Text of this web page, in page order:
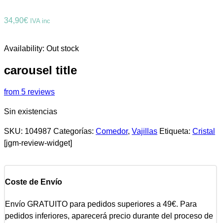
34,90€ IVA inc
Availability: Out stock
carousel title
from 5 reviews
Sin existencias
SKU: 104987 Categorías: Comedor, Vajillas Etiqueta: Cristal
[jgm-review-widget]
Coste de Envío
Envío GRATUITO para pedidos superiores a 49€. Para
pedidos inferiores, aparecerá precio durante del proceso de